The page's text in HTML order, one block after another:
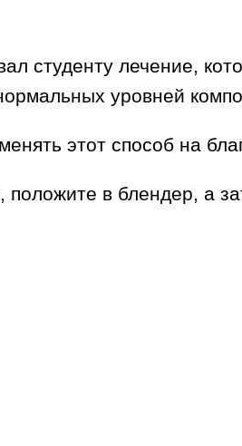
студенту лечение,
уровней
этот способ на
положите в блендер, а